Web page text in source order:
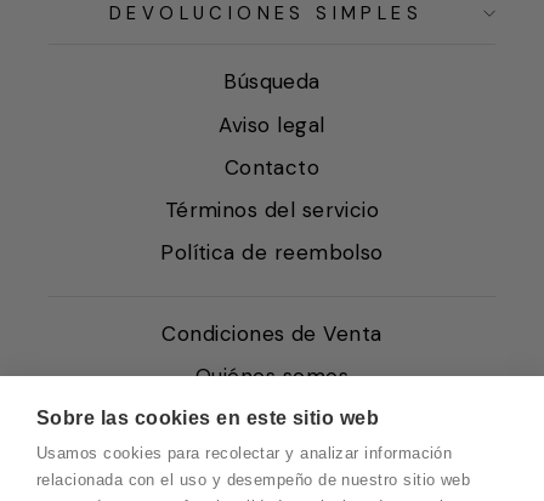
Sobre las cookies en este sitio web
Usamos cookies para recolectar y analizar información
relacionada con el uso y desempeño de nuestro sitio web
DEVOLUCIONES SIMPLES
Búsqueda
Aviso legal
Contacto
Términos del servicio
Política de reembolso
Condiciones de Venta
Quiénes somos
Política de Cookies
Protección de Datos